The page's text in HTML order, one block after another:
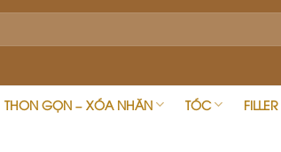
THON GỌN – XÓA NHĂN TÓC FILLER